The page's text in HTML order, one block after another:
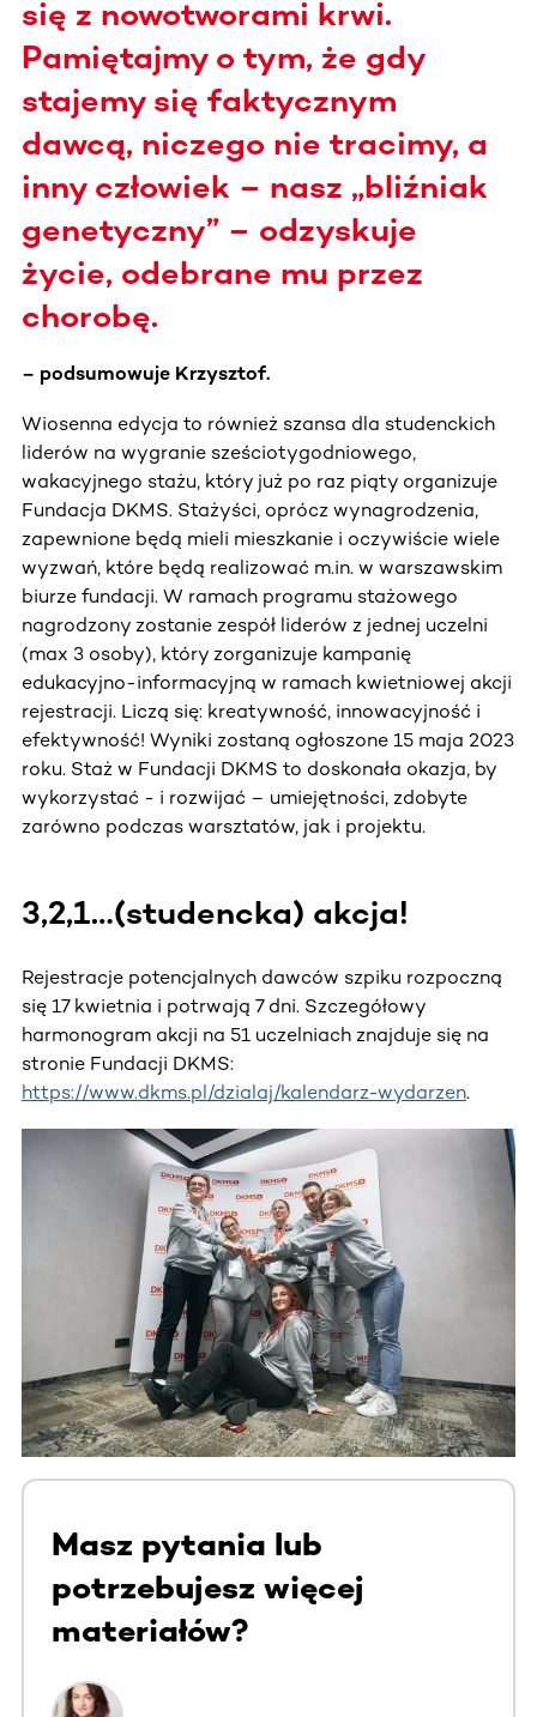
się z nowotworami krwi.
Pamiętajmy o tym, że gdy
stajemy się faktycznym
dawcą, niczego nie tracimy, a
inny człowiek – nasz „bliźniak
genetyczny” – odzyskuje
życie, odebrane mu przez
chorobę.
– podsumowuje Krzysztof.
Wiosenna edycja to również szansa dla studenckich
liderów na wygranie sześciotygodniowego,
wakacyjnego stażu, który już po raz piąty organizuje
Fundacja DKMS. Stażyści, oprócz wynagrodzenia,
zapewnione będą mieli mieszkanie i oczywiście wiele
wyzwań, które będą realizować m.in. w warszawskim
biurze fundacji. W ramach programu stażowego
nagrodzony zostanie zespół liderów z jednej uczelni
(max 3 osoby), który zorganizuje kampanię
edukacyjno-informacyjną w ramach kwietniowej akcji
rejestracji. Liczą się: kreatywność, innowacyjność i
efektywność! Wyniki zostaną ogłoszone 15 maja 2023
roku. Staż w Fundacji DKMS to doskonała okazja, by
wykorzystać - i rozwijać – umiejętności, zdobyte
zarówno podczas warsztatów, jak i projektu.
3,2,1…(studencka) akcja!
Rejestracje potencjalnych dawców szpiku rozpoczną
się 17 kwietnia i potrwają 7 dni. Szczegółowy
harmonogram akcji na 51 uczelniach znajduje się na
stronie Fundacji DKMS:
https://www.dkms.pl/dzialaj/kalendarz-wydarzen.
Masz pytania lub
potrzebujesz więcej
materiałów?